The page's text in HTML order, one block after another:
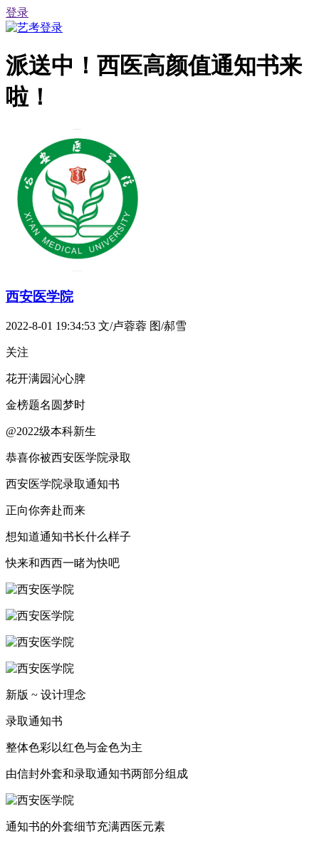
登录
派送中！西医高颜值通知书来
啦！
西安医学院
2022-8-01 19:34:53 文/卢蓉蓉 图/郝雪
关注
花开满园沁心脾
金榜题名圆梦时
@2022级本科新生
恭喜你被西安医学院录取
西安医学院录取通知书
正向你奔赴而来
想知道通知书长什么样子
快来和西西一睹为快吧
新版 ~ 设计理念
录取通知书
整体色彩以红色与金色为主
由信封外套和录取通知书两部分组成
通知书的外套细节充满西医元素